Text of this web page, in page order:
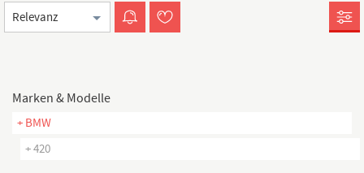
Sortierung
Marken & Modelle
+ BMW
+ 420